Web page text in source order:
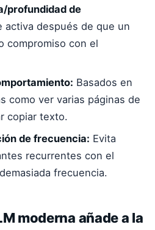
profundidad de
activa después de que un
compromiso con el
Basados en
como ver varias páginas de
copiar texto.
de frecuencia: Evita
recurrentes con el
frecuencia.
moderna añade a la